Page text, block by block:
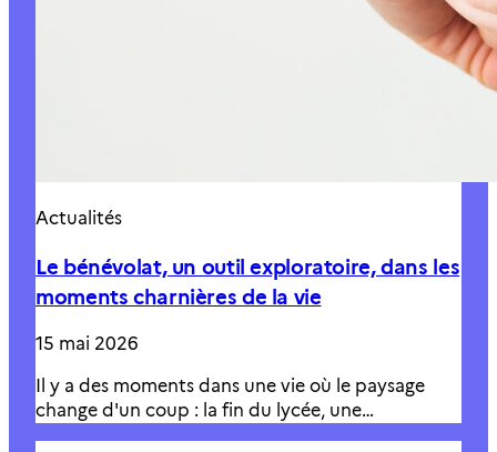
Actualités
Le bénévolat, un outil exploratoire, dans les
moments charnières de la vie
15 mai 2026
Il y a des moments dans une vie où le paysage
change d'un coup : la fin du lycée, une…